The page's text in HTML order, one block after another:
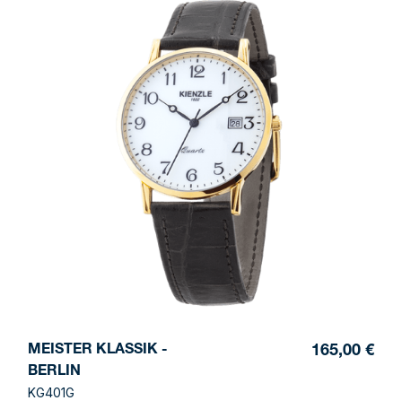
MEISTER KLASSIK -
BERLIN
KG401G
165,00 €